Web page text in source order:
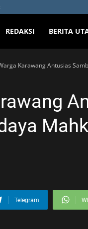
REDAKSI BERITA
Karawang Antusias
Telegram